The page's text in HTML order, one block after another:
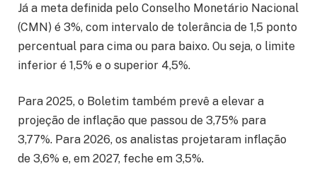
Já a meta definida pelo Conselho Monetário Nacional
(CMN) é 3%, com intervalo de tolerância de 1,5 ponto
percentual para cima ou para baixo. Ou seja, o limite
inferior é 1,5% e o superior 4,5%.
Para 2025, o Boletim também prevê a elevar a
projeção de inflação que passou de 3,75% para
3,77%. Para 2026, os analistas projetaram inflação
de 3,6% e, em 2027, feche em 3,5%.